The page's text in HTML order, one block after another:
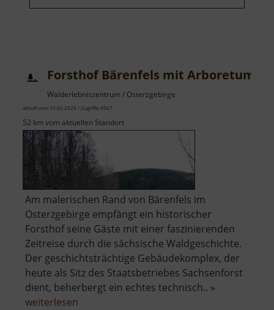
Forsthof Bärenfels mit Arboretum
Walderlebniszentrum / Osterzgebirge
aktuell vom 10.06.2026 / Zugriffe: 4967
52 km vom aktuellen Standort
Am malerischen Rand von Bärenfels im
Osterzgebirge empfängt ein historischer
Forsthof seine Gäste mit einer faszinierenden
Zeitreise durch die sächsische Waldgeschichte.
Der geschichtsträchtige Gebäudekomplex, der
heute als Sitz des Staatsbetriebes Sachsenforst
dient, beherbergt ein echtes technisch.. »
weiterlesen